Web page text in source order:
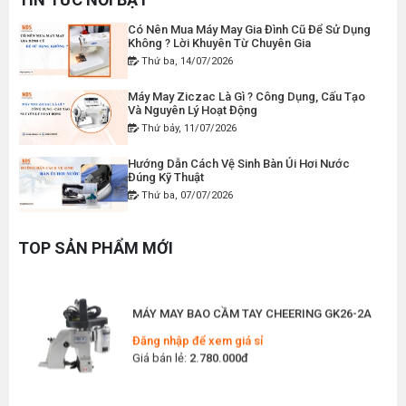
Có Nên Mua Máy May Gia Đình Cũ Để Sử Dụng
Không ? Lời Khuyên Từ Chuyên Gia
Thứ ba, 14/07/2026
Máy May Ziczac Là Gì ? Công Dụng, Cấu Tạo
Và Nguyên Lý Hoạt Động
Thứ bảy, 11/07/2026
Hướng Dẫn Cách Vệ Sinh Bàn Ủi Hơi Nước
Đúng Kỹ Thuật
Thứ ba, 07/07/2026
Hóa Giúp Xưởng May Tăng Năng Suất
Nay 2026
Máy Sang Chỉ Là Gì? Công Dụng, Cấu Tạo Và
TOP SẢN PHẨM MỚI
Đăng nhập để xem giá sỉ
Giá bán lẻ:2.400.000đ
MÁY MAY BAO CẦM TAY GK9-500 KHÔNG BÌNH
DẦU
Giá bán lẻ:
MÁY MAY BAO CẦM TAY CHEERING GK26-2A
Đăng nhập để xem giá sỉ
Giá bán lẻ: 2.780.000đ